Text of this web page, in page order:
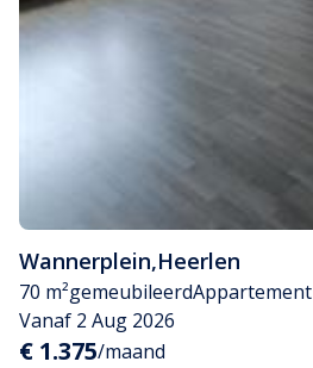
Wannerplein,Heerlen
70 m²gemeubileerdAppartement
Vanaf 2 Aug 2026
€ 1.375/maand